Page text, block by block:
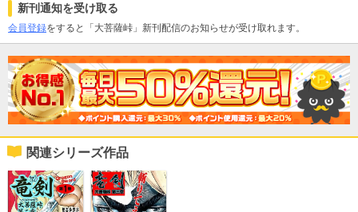
新刊通知を受け取る
会員登録をすると「大菩薩峠」新刊配信のお知らせが受け取れます。
関連シリーズ作品